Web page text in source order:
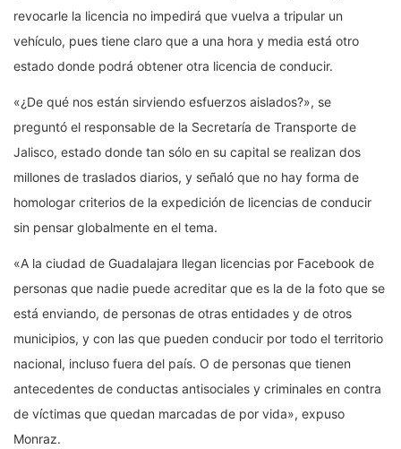
revocarle la licencia no impedirá que vuelva a tripular un
vehículo, pues tiene claro que a una hora y media está otro
estado donde podrá obtener otra licencia de conducir.
«¿De qué nos están sirviendo esfuerzos aislados?», se
preguntó el responsable de la Secretaría de Transporte de
Jalisco, estado donde tan sólo en su capital se realizan dos
millones de traslados diarios, y señaló que no hay forma de
homologar criterios de la expedición de licencias de conducir
sin pensar globalmente en el tema.
«A la ciudad de Guadalajara llegan licencias por Facebook de
personas que nadie puede acreditar que es la de la foto que se
está enviando, de personas de otras entidades y de otros
municipios, y con las que pueden conducir por todo el territorio
nacional, incluso fuera del país. O de personas que tienen
antecedentes de conductas antisociales y criminales en contra
de víctimas que quedan marcadas de por vida», expuso
Monraz.